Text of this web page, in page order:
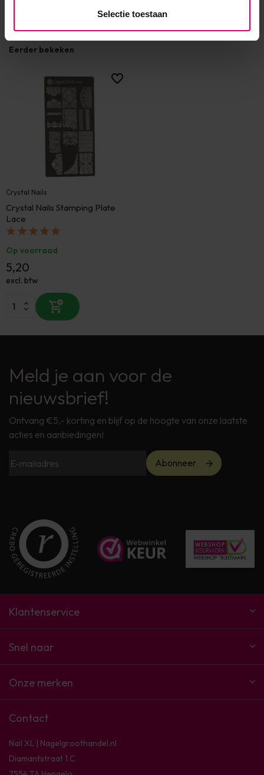
Selectie toestaan
Eerder bekeken
Crystal Nails
Crystal Nails Stamping Plate
Lace
Op voorraad
5,20
excl. btw
Meld je aan voor de
nieuwsbrief!
Ontvang €5,- korting en blijf op de hoogte van onze laatste
acties en aanbiedingen!
Abonneer
Klantenservice
Snel naar
Onze merken
Contact
Nail XL | Nagelgroothandel.nl
Diamantstraat 1 C